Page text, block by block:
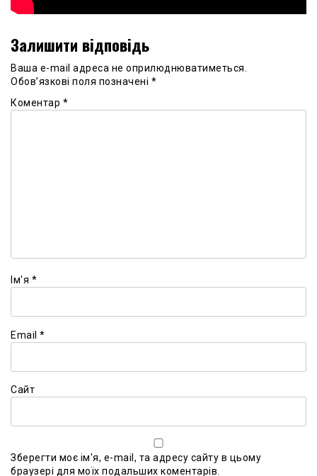
Залишити відповідь
Ваша e-mail адреса не оприлюднюватиметься.
Обов’язкові поля позначені *
Коментар *
Ім'я *
Email *
Сайт
Зберегти моє ім'я, e-mail, та адресу сайту в цьому
браузері для моїх подальших коментарів.